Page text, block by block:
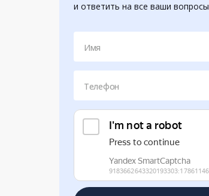
и ответить на все ваши вопросы
Имя
Телефон